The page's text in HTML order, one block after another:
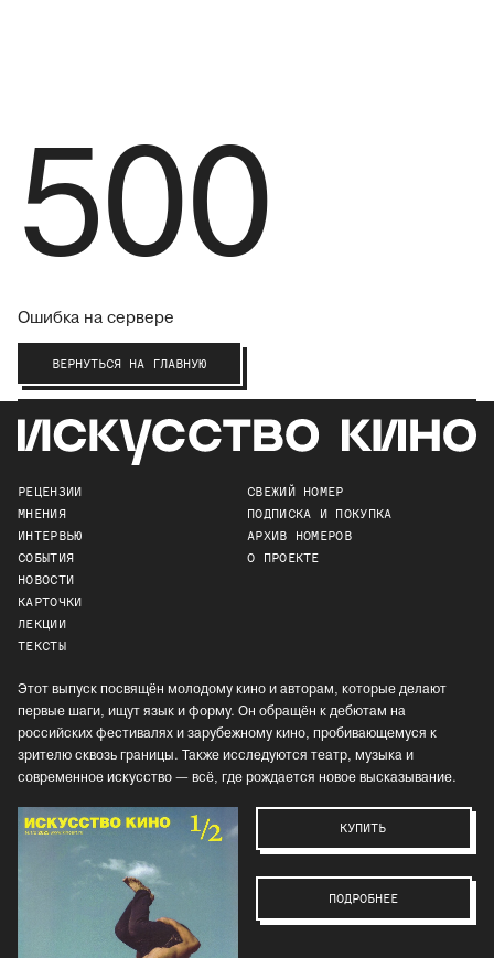
500
Ошибка на сервере
ВЕРНУТЬСЯ НА ГЛАВНУЮ
РЕЦЕНЗИИ
МНЕНИЯ
ИНТЕРВЬЮ
СОБЫТИЯ
НОВОСТИ
КАРТОЧКИ
ЛЕКЦИИ
ТЕКСТЫ
СВЕЖИЙ НОМЕР
ПОДПИСКА И ПОКУПКА
АРХИВ НОМЕРОВ
О ПРОЕКТЕ
Этот выпуск посвящён молодому кино и авторам, которые делают
первые шаги, ищут язык и форму. Он обращён к дебютам на
российских фестивалях и зарубежному кино, пробивающемуся к
зрителю сквозь границы. Также исследуются театр, музыка и
современное искусство — всё, где рождается новое высказывание.
КУПИТЬ
ПОДРОБНЕЕ